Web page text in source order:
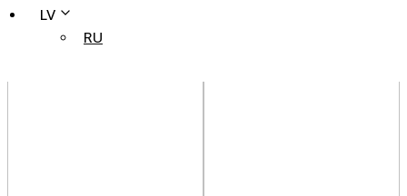
LV
RU